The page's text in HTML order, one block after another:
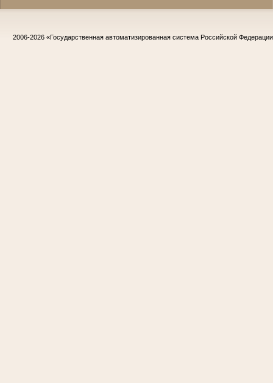
2006-2026 «Государственная автоматизированная система Российской